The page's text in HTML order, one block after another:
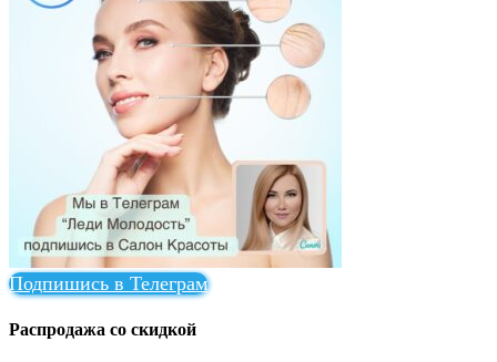
Подпишись в Телеграм
Распродажа со скидкой